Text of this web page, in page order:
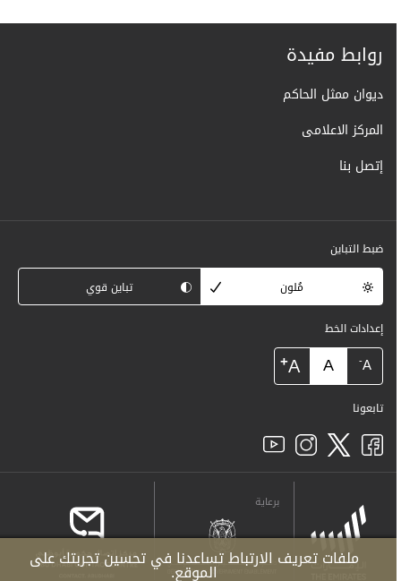
روابط مفيدة
ديوان ممثل الحاكم
المركز الاعلامى
إتصل بنا
ضبط التباين
مُلون
تباين قوي
إعدادات الخط
A
-
A
A
+
تابعونا
برعاية
ملفات تعريف الارتباط تساعدنا في تحسين تجربتك على
الموقع.